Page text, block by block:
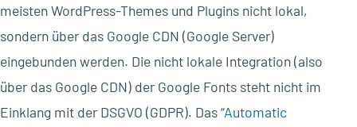
meisten WordPress-Themes und Plugins nicht lokal,
sondern über das Google CDN (Google Server)
eingebunden werden. Die nicht lokale Integration (also
über das Google CDN) der Google Fonts steht nicht im
Einklang mit der DSGVO (GDPR). Das “Automatic